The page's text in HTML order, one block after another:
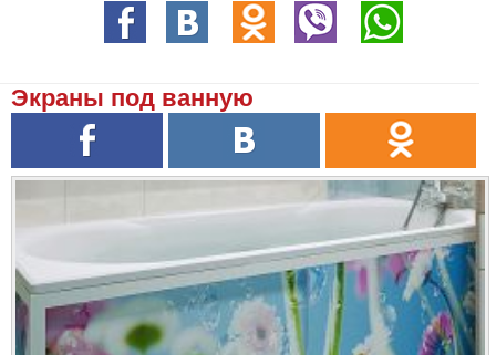
Экраны под ванную